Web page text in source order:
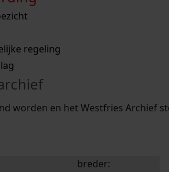
met een aantal zoektips.
met een aantal zoektips.
regeling
worden en het Westfries Archief
zoektips
uw zoekopdracht te
breder: